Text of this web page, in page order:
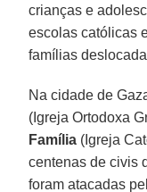
crianças e
escolas católicas
famílias
Na cidade de
(Igreja Ortodoxa
Família (Igreja
centenas de civis
foram atacadas